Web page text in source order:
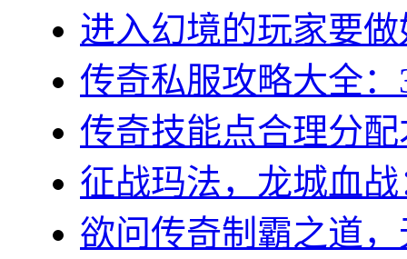
进入幻境的玩家要
传奇私服攻略大全
传奇技能点合理分
征战玛法，龙城血
欲问传奇制霸之道